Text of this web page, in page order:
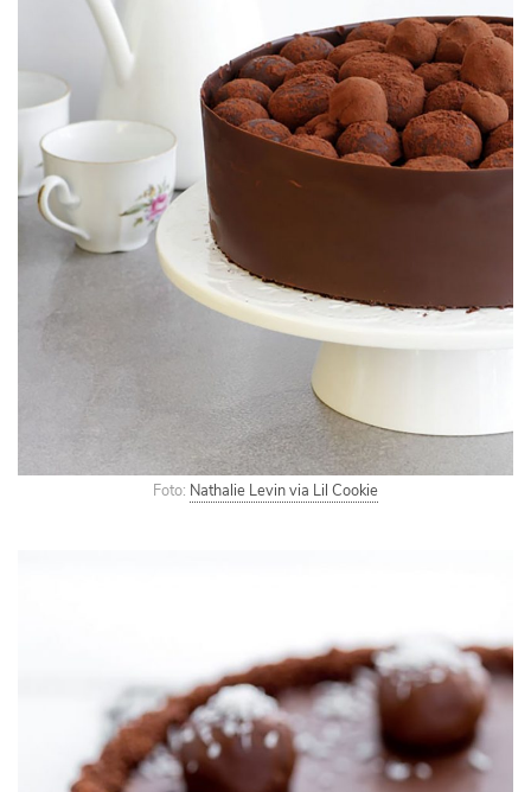
Foto: Nathalie Levin via Lil Cookie